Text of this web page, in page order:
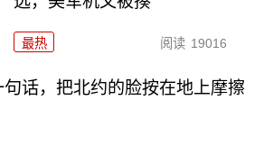
最热 阅读 19016
话，把北约的脸按在地上摩擦